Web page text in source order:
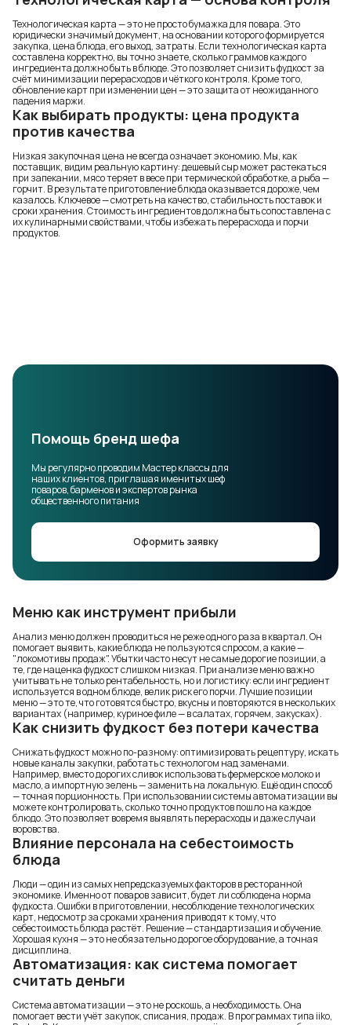
Технологическая карта — это не просто бумажка для повара. Это
юридически значимый документ, на основании которого формируется
закупка, цена блюда, его выход, затраты. Если технологическая карта
составлена корректно, вы точно знаете, сколько граммов каждого
ингредиента должно быть в блюде. Это позволяет снизить фудкост за
счёт минимизации перерасходов и чёткого контроля. Кроме того,
обновление карт при изменении цен — это защита от неожиданного
падения маржи.
Как выбирать продукты: цена продукта
против качества
Низкая закупочная цена не всегда означает экономию. Мы, как
поставщик, видим реальную картину: дешевый сыр может растекаться
при запекании, мясо теряет в весе при термической обработке, а рыба —
горчит. В результате приготовление блюда оказывается дороже, чем
казалось. Ключевое — смотреть на качество, стабильность поставок и
сроки хранения. Стоимость ингредиентов должна быть сопоставлена с
их кулинарными свойствами, чтобы избежать перерасхода и порчи
продуктов.
Помощь бренд шефа
Мы регулярно проводим Мастер классы для
наших клиентов, приглашая именитых шеф
поваров, барменов и экспертов рынка
общественного питания
Оформить заявку
Меню как инструмент прибыли
Анализ меню должен проводиться не реже одного раза в квартал. Он
помогает выявить, какие блюда не пользуются спросом, а какие —
"локомотивы продаж". Убытки часто несут не самые дорогие позиции, а
те, где наценка фудкост слишком низкая. При анализе меню важно
учитывать не только рентабельность, но и логистику: если ингредиент
используется в одном блюде, велик риск его порчи. Лучшие позиции
меню — это те, что готовятся быстро, вкусны и повторяются в нескольких
вариантах (например, куриное филе — в салатах, горячем, закусках).
Как снизить фудкост без потери качества
Снижать фудкост можно по-разному: оптимизировать рецептуру, искать
новые каналы закупки, работать с технологом над заменами.
Например, вместо дорогих сливок использовать фермерское молоко и
масло, а импортную зелень — заменить на локальную. Ещё один способ
— точная порционность. При использовании системы автоматизации вы
можете контролировать, сколько точно продуктов пошло на каждое
блюдо. Это позволяет вовремя выявлять перерасходы и даже случаи
воровства.
Влияние персонала на себестоимость
блюда
Люди — один из самых непредсказуемых факторов в ресторанной
экономике. Именно от поваров зависит, будет ли соблюдена норма
фудкоста. Ошибки в приготовлении, несоблюдение технологических
карт, недосмотр за сроками хранения приводят к тому, что
себестоимость блюда растёт. Решение — стандартизация и обучение.
Хорошая кухня — это не обязательно дорогое оборудование, а точная
дисциплина.
Автоматизация: как система помогает
считать деньги
Система автоматизации — это не роскошь, а необходимость. Она
помогает вести учёт закупок, списания, продаж. В программах типа iiko,